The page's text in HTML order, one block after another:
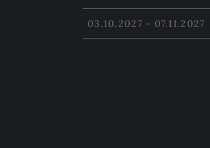
03.10.2027 - 07.11.2027